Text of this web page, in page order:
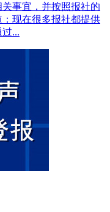
事宜，并按照报社的
现在很多报社都提供
...